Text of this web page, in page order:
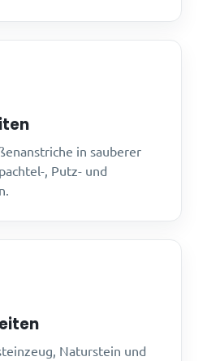
in sauberer
, Putz- und
Naturstein und